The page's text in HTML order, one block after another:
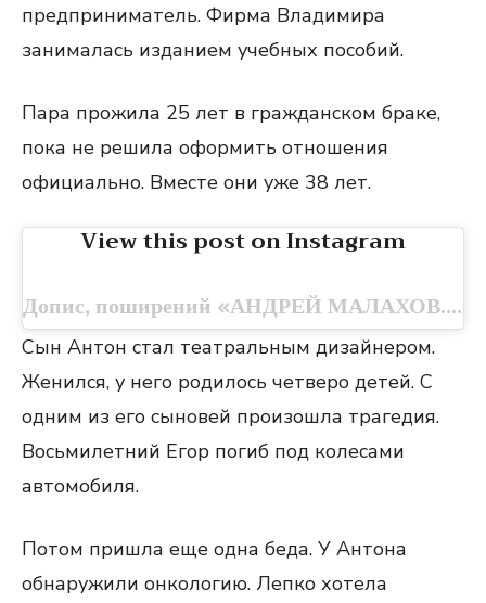
предприниматель. Фирма Владимира
занималась изданием учебных пособий.
Пара прожила 25 лет в гражданском браке,
пока не решила оформить отношения
официально. Вместе они уже 38 лет.
View this post on Instagram
Допис, поширений «АНДРЕЙ МАЛАХОВ. ПРЯМОЙ ЭФИР» (@amefir.tv)
Сын Антон стал театральным дизайнером.
Женился, у него родилось четверо детей. С
одним из его сыновей произошла трагедия.
Восьмилетний Егор погиб под колесами
автомобиля.
Потом пришла еще одна беда. У Антона
обнаружили онкологию. Лепко хотела